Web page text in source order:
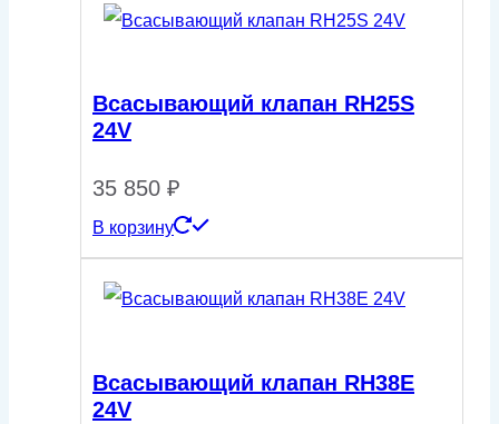
Всасывающий клапан RH25S
24V
35 850 ₽
В корзину
Всасывающий клапан RH38Е
24V